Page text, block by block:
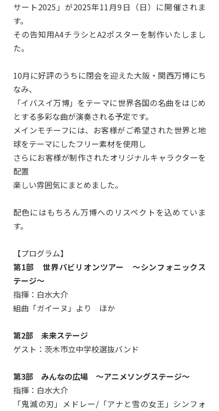
サート2025」が2025年11月9日（日）に開催されま
す。
その告知用A4チラシとA2ポスターを制作いたしまし
た。
10月に好評のうちに閉会を迎えた大阪・関西万博にち
なみ、
「イバスイ万博」をテーマに世界各国の名曲をはじめ
とする多彩な曲が演奏される予定です。
メインモチーフには、お客様がご希望された世界と地
球をテーマにしたフリー素材を使用し
さらにお客様が制作されたオリジナルキャラクターを
配置
楽しい雰囲気にまとめました。
配色にはもちろん万博へのリスペクトを込めていま
す。
【プログラム】
第1部 世界パビリオンツアー ～シンフォニックス
テージ～
指揮：白水大介
組曲「ガイーヌ」より ほか
第2部 未来ステージ
ゲスト：茨木市立中学校選抜バンド
第3部 みんなの広場 ～アニメソングステージ～
指揮：白水大介
「鬼滅の刃」メドレー/「アナと雪の女王」シンフォ